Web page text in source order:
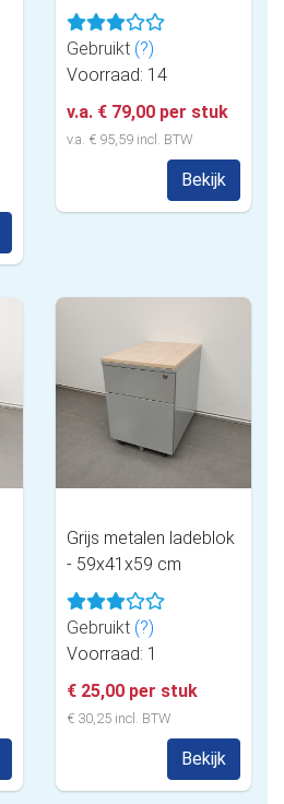
Gebruikt (?)
Voorraad: 14
v.a. € 79,00 per stuk
v.a. € 95,59 incl. BTW
Bekijk
Grijs metalen ladeblok
- 59x41x59 cm
Gebruikt (?)
Voorraad: 1
€ 25,00 per stuk
€ 30,25 incl. BTW
Bekijk